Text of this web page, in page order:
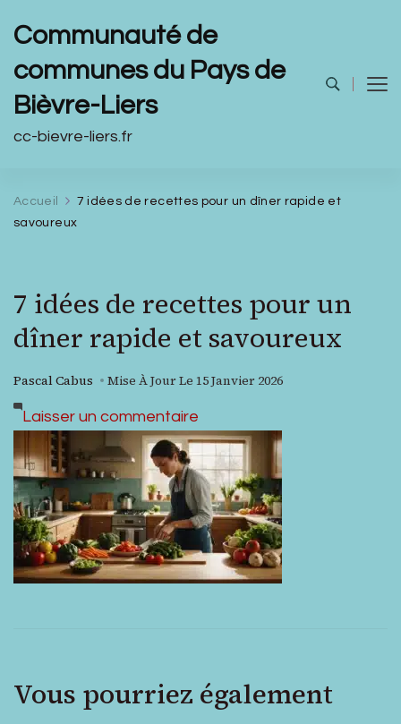
Communauté de
communes du Pays de
Bièvre-Liers
cc-bievre-liers.fr
Accueil
7 idées de recettes pour un dîner rapide et
savoureux
7 idées de recettes pour un
dîner rapide et savoureux
Pascal Cabus Mise À Jour Le 15 Janvier 2026
Laisser un commentaire
7
idées
de
recettes
pour
un
savoureux
Vous pourriez également